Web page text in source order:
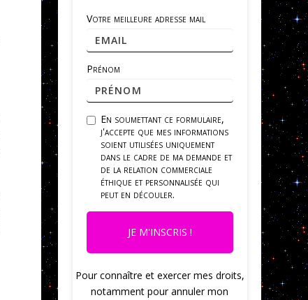
Votre meilleure adresse mail
Prénom
En soumettant ce formulaire,
j'accepte que mes informations
soient utilisées uniquement
dans le cadre de ma demande et
de la relation commerciale
éthique et personnalisée qui
peut en découler.
JE M'INSCRIS !
Pour connaître et exercer mes droits,
notamment pour annuler mon